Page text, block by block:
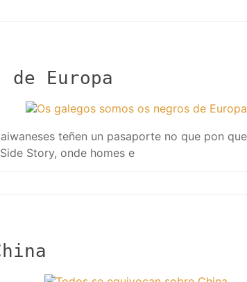
de Europa
teñen un pasaporte no que pon
Story, onde homes e